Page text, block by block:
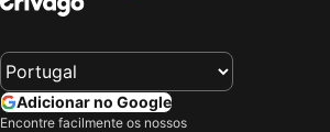
Adicionar no Google
Encontre facilmente os nossos